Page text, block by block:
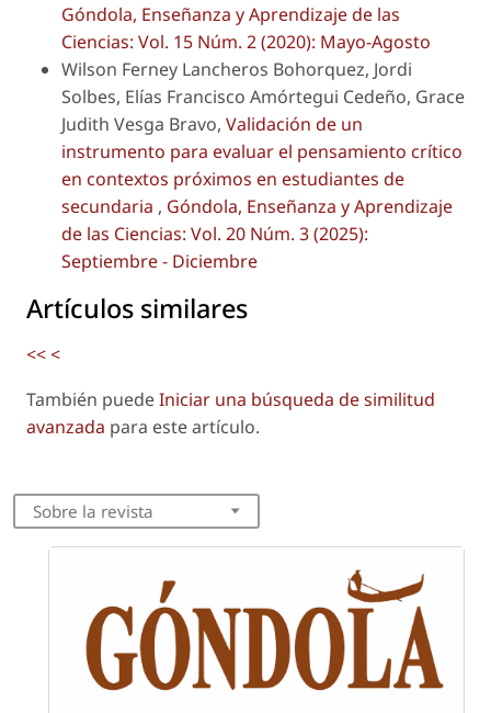
Góndola, Enseñanza y Aprendizaje de las
Ciencias: Vol. 15 Núm. 2 (2020): Mayo-Agosto
Wilson Ferney Lancheros Bohorquez, Jordi
Solbes, Elías Francisco Amórtegui Cedeño, Grace
Judith Vesga Bravo, Validación de un
instrumento para evaluar el pensamiento crítico
en contextos próximos en estudiantes de
secundaria , Góndola, Enseñanza y Aprendizaje
de las Ciencias: Vol. 20 Núm. 3 (2025):
Septiembre - Diciembre
Artículos similares
<<<
También puedeIniciar una búsqueda de similitud
avanzada para este artículo.
Sobre la revista